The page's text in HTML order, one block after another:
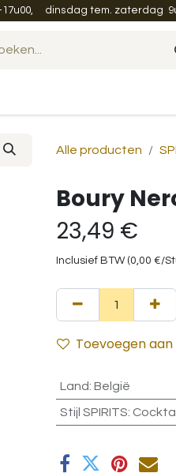
17u00, dinsdag tem. zaterdag
Alle producten
Boury
23,49 €
Inclusief BTW (0,00 €/
Toevoegen
Land: België
Stijl SPIRITS: